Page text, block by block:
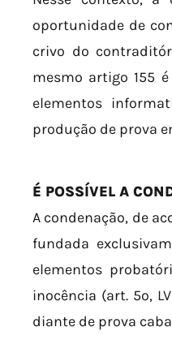
oportunidade de
crivo do
mesmo artigo 155
elementos
produção de prova
É POSSÍVEL A
A condenação, de
fundada
elementos
inocência (art. 5º,
diante de prova